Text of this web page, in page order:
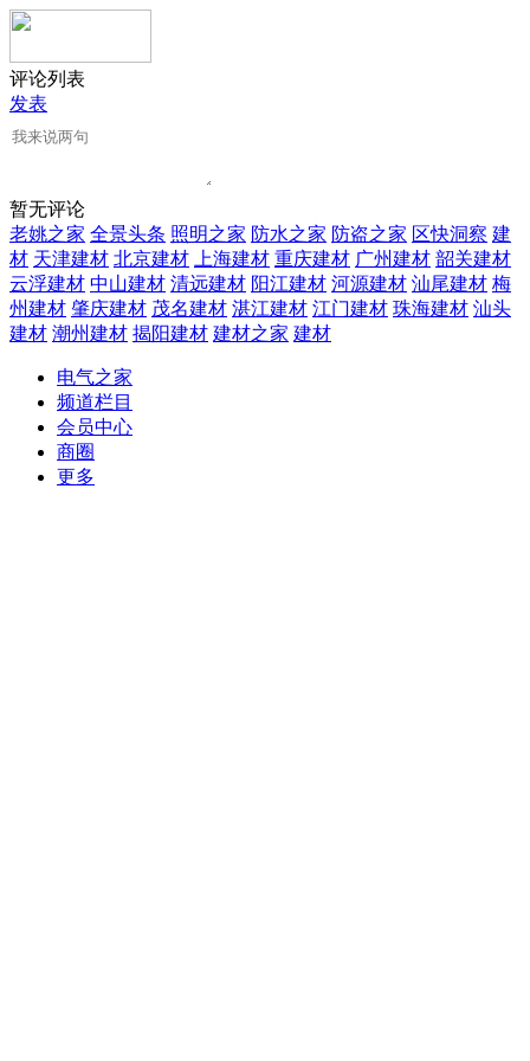
评论列表
发表
暂无评论
老姚之家 全景头条 照明之家 防水之家 防盗之家 区快洞察 建
材 天津建材 北京建材 上海建材 重庆建材 广州建材 韶关建材
云浮建材 中山建材 清远建材 阳江建材 河源建材 汕尾建材 梅
州建材 肇庆建材 茂名建材 湛江建材 江门建材 珠海建材 汕头
建材 潮州建材 揭阳建材 建材之家 建材
电气之家
频道栏目
会员中心
商圈
更多